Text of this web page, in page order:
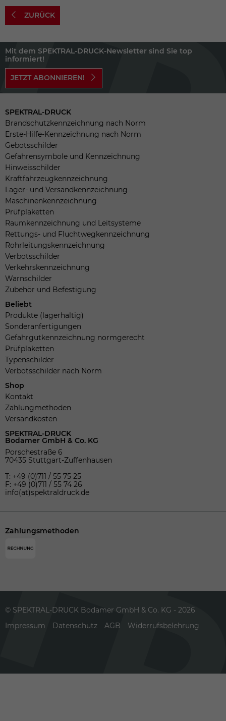
ZURÜCK
Mit dem SPEKTRAL-DRUCK-Newsletter sind Sie top
informiert!
JETZT ABONNIEREN!
SPEKTRAL-DRUCK
Brandschutzkennzeichnung nach Norm
Erste-Hilfe-Kennzeichnung nach Norm
Gebotsschilder
Gefahrensymbole und Kennzeichnung
Hinweisschilder
Kraftfahrzeugkennzeichnung
Lager- und Versandkennzeichnung
Maschinenkennzeichnung
Prüfplaketten
Raumkennzeichnung und Leitsysteme
Rettungs- und Fluchtwegkennzeichnung
Rohrleitungskennzeichnung
Verbotsschilder
Verkehrskennzeichnung
Warnschilder
Zubehör und Befestigung
Beliebt
Produkte (lagerhaltig)
Sonderanfertigungen
Gefahrgutkennzeichnung normgerecht
Prüfplaketten
Typenschilder
Verbotsschilder nach Norm
Shop
Kontakt
Zahlungmethoden
Versandkosten
SPEKTRAL-DRUCK
Bodamer GmbH & Co. KG
Porschestraße 6
70435 Stuttgart-Zuffenhausen
T: +49 (0)711 / 55 75 25
F: +49 (0)711 / 55 74 26
info(at)spektraldruck.de
Zahlungsmethoden
© SPEKTRAL-DRUCK Bodamer GmbH & Co. KG - 2026
Impressum
Datenschutz AGB Widerrufsbelehrung